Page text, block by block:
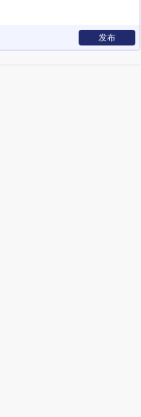
发布